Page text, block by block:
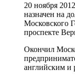
20 ноября
назначен на
Московского
проспекте
Окончил
английским и